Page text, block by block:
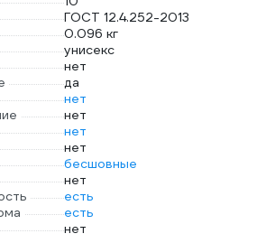
ГОСТ 12.4.252-2013
0.096 кг
унисекс
нет
да
нет
нет
нет
нет
бесшовные
нет
есть
есть
нет